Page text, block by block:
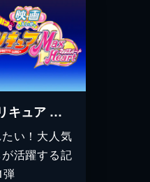
映画ふたりはプリキュア ＭａｘＨｅａｒｔ
い！大人気
活躍する記
弾